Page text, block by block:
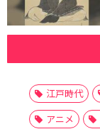
江戸時代
アニメ